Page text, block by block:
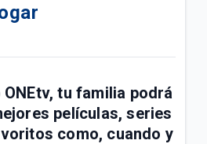
de mi Tigo ONEtv |
Tigo | Hogar
Robotics | Hogar
, tu familia podrá
películas, series
como, cuando y